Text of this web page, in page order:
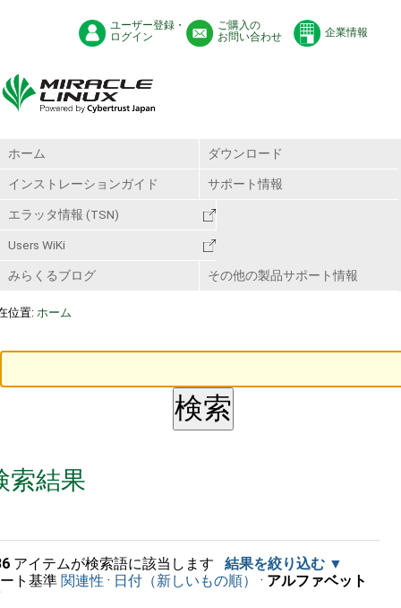
ユーザー登録・
ログイン
ご購入の
お問い合わせ
企業情報
ホーム ダウンロード
インストレーションガイド サポート情報
エラッタ情報 (TSN)
Users WiKi
みらくるブログ その他の製品サポート情報
位置: ホーム
索結果
アイテムが検索語に該当します
結果を絞り込む
ト基準 関連性 · 日付（新しいもの順） · アルファベット